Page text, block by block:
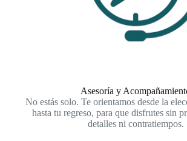
Asesoría y
No estás solo. Te orientamos desde la
hasta tu regreso, para que disfrutes sin
detalles ni contratiempos.